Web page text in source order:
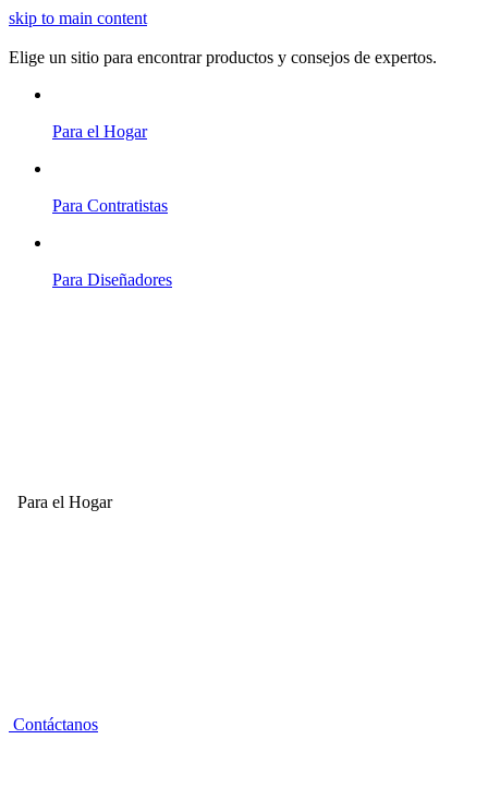
skip to main content
Elige un sitio para encontrar productos y consejos de expertos.
Para el Hogar
Para Contratistas
Para Diseñadores
Para el Hogar
Contáctanos